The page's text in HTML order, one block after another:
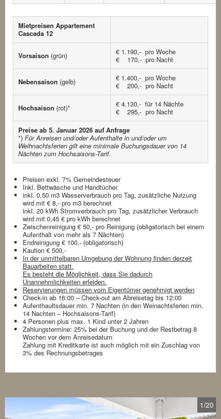
Mietpreisen Appartement
Cascada 12
Vorsaison (grün)
€ 1.190,- pro Woche
€ 170,- pro Nacht
Nebensaison (gelb)
€ 1.400,- pro Woche
€ 200,- pro Nacht
Hochsaison (rot)*
€ 4.130,- für 14 Nächte
€ 295,- pro Nacht
Preise ab 5. Januar 2026 auf Anfrage
*) Für Anreisen und/oder Aufenthalte in und/oder um
Weihnachtsferien gilt eine minimale Buchungsdauer von 14
Nächten zum Hochsaisons-Tarif.
Preisen exkl. 7% Gemeindesteuer
Inkl. Bettwäsche und Handtücher
inkl. 0,50 m3 Wasserverbrauch pro Tag, zusätzliche Nutzung
wird mit € 8,- pro m3 berechnet
inkl. 20 kWh Stromverbrauch pro Tag, zusätzlicher Verbrauch
wird mit 0,45 € pro kWh berechnet
Zwischenreinigung € 50,- pro Reinigung (obligatorisch bei einem
Aufenthalt von mehr als 7 Nächten)
Endreinigung € 100,- (obligatorisch)
Kaution € 500,-
In der unmittelbaren Umgebung der Wohnung finden derzeit
Bauarbeiten statt.
Es besteht die Möglichkeit, dass Sie dadurch
Unannehmlichkeiten erleiden.
Reservierungen müssen vom Eigentümer genehmigt werden
Check-in ab 16:00 – Check-out am Abreisetag bis 12:00
Aufenthaultsdauer min. 7 Nachten (in den Weinachtsferien min.
14 Nachten – Hochsaisons-Tarif)
4 Personen plus max. 1 Kind unter 2 Jahren
Zahlungstermine: 25% bei der Buchung und der Restbetrag 8
Wochen vor dem Anreisedatum
Zahlung mit Kreditkarte ist auch möglich mit ein Zuschlag von
3% des Rechnungsbetrages
1/20